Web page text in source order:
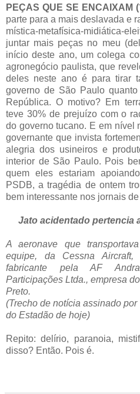
PEÇAS QUE SE ENCAIXAM
parte para a mais deslavada e
mística-metafísica-midiática-
juntar mais peças no meu
início deste ano, um colega
agronegócio paulista, que
deles neste ano é para tirar
governo de São Paulo
República. O motivo? Em
teve 30% de prejuízo com o
do governo tucano. E em nível
governante que invista
alegria dos usineiros e
interior de São Paulo. Pois
quem eles estariam
PSDB, a tragédia de ontem
bem interessante nos jornais
Jato acidentado pertencia
A aeronave que
equipe, da Cessna
fabricante pela AF
Participações Ltda., empresa
Preto.
(Trecho de notícia assinado
do Estadão de hoje)
Repito: delírio, paranoia,
disso? Então. Pois é.